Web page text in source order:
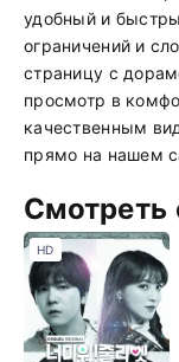
удобный и
ограничений и
страницу с
просмотр в
качественным
прямо на нашем
HD